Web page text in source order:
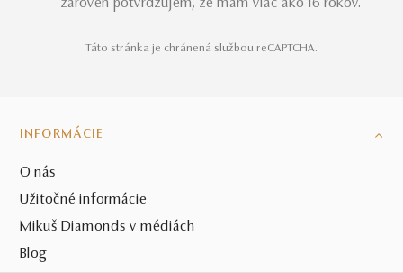
*Chcem sa prihlásiť k odberu newslettera. Súhlasím
INFORMÁCIE
O nás
Užitočné informácie